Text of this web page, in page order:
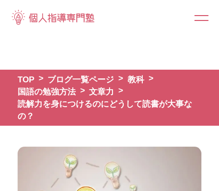
TOP ブログ一覧ページ
教科
国語の勉強方法
文章力
読解力を身につけるのにどうして読書が大事な
の？